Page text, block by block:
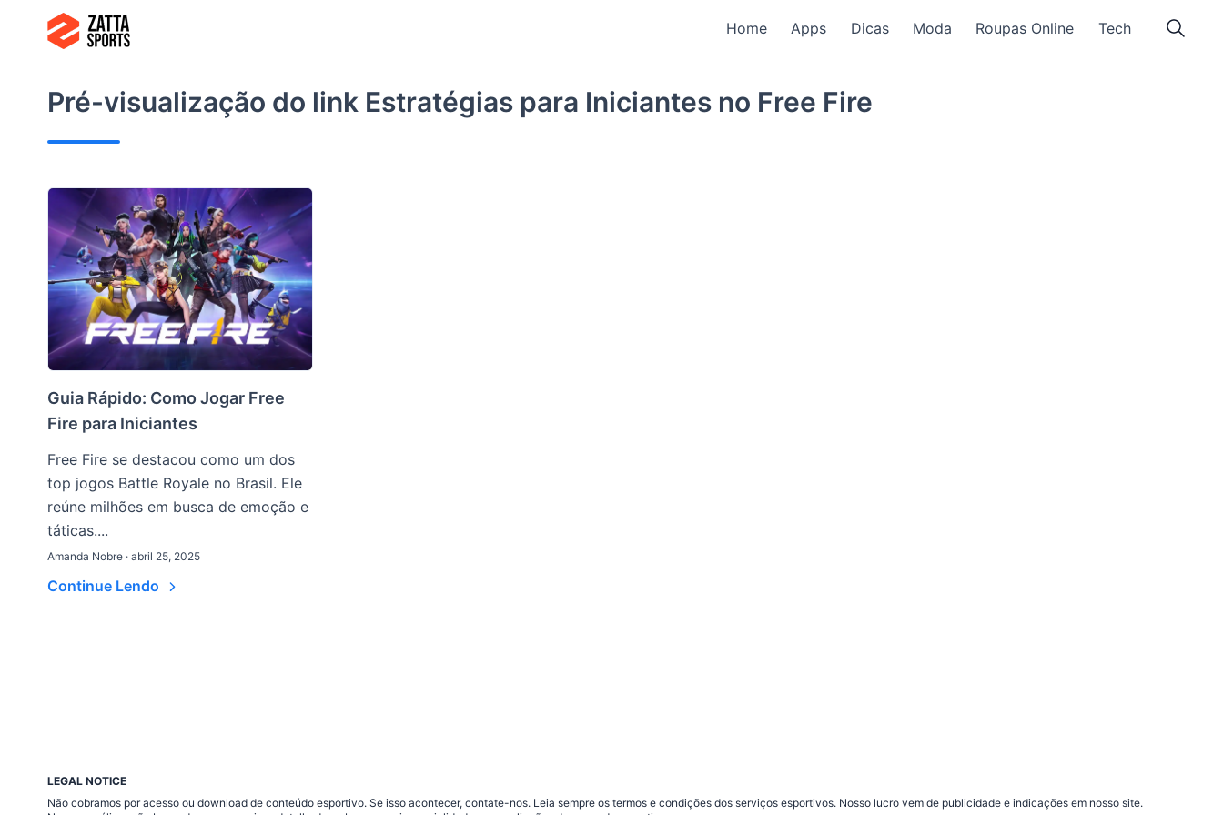
conteúdo
Home Apps Dicas Moda Roupas Online Tech
Pré-visualização do link Estratégias para Iniciantes no Free Fire
Guia Rápido: Como Jogar Free
Fire para Iniciantes
Free Fire se destacou como um dos
top jogos Battle Royale no Brasil. Ele
reúne milhões em busca de emoção e
táticas....
Amanda Nobre · abril 25, 2025
Continue Lendo
LEGAL NOTICE
Não cobramos por acesso ou download de conteúdo esportivo. Se isso acontecer, contate-nos. Leia sempre os termos e condições dos serviços esportivos. Nosso lucro vem de publicidade e indicações em nosso site.